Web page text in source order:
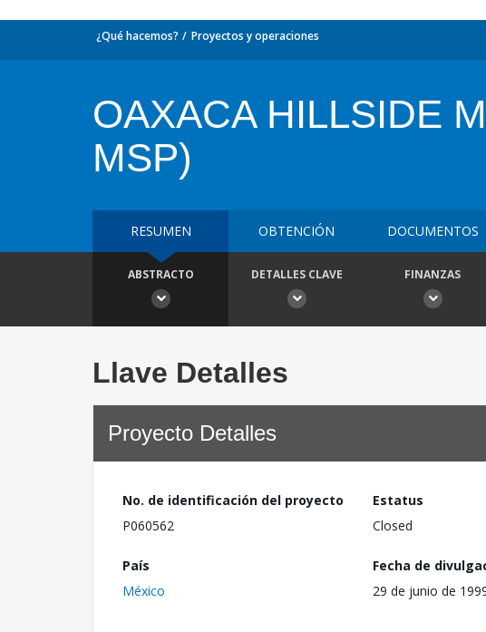
¿Qué hacemos? Proyectos y operaciones
OAXACA HILLSIDE
MSP)
RESUMEN OBTENCIÓN DOCUMENTOS
ABSTRACTO DETALLES CLAVE FINANZAS
Llave Detalles
Proyecto Detalles
No. de identificación del proyecto
P060562
Estatus
Closed
País
México
Fecha de
29 de junio de